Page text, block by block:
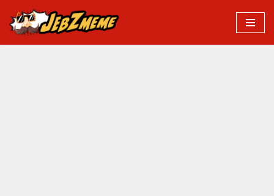
Przejdź
do